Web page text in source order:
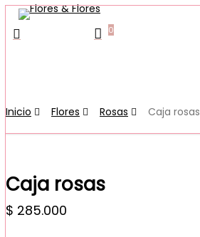
Skip
to
account
0
Menu
Inicio Flores Rosas Caja rosas
Caja rosas
$ 285.000